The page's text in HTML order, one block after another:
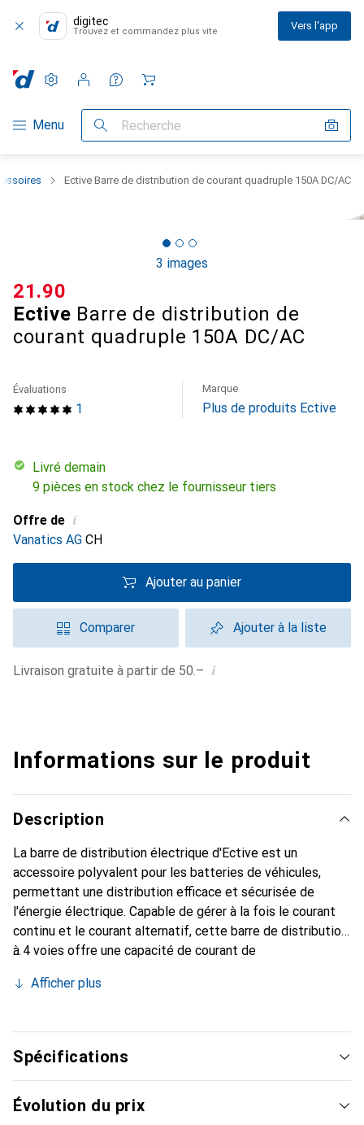
digitec
Trouvez et commandez plus vite Vers l'app
Navigation par catégorie
Menu Recherche
Paramètres
Compte client
Listes de comparaison
Listes d'envies
Panier
Ective Barre de distribution de courant quadruple 150A DC/AC
3 images
Ective Barre de distribution de
courant quadruple 150A DC/AC
CHF
21.90
1
Évaluations Marque
Plus de produits Ective
Livré demain
9 pièces en stock chez le fournisseur tiers
Offre de i
Vanatics AG CH
Ajouter au panier
Comparer Ajouter à la liste
Livraison gratuite à partir de 50.– i
Informations sur le produit
Description
La barre de distribution électrique d'Ective est un
accessoire polyvalent pour les batteries de véhicules,
permettant une distribution efficace et sécurisée de
l'énergie électrique. Capable de gérer à la fois le courant
continu et le courant alternatif, cette barre de distribution
à 4 voies offre une capacité de courant de
et de 130A pour le courant alternatif. Elle est conçue pour
de la température, ce qui peut prolonger la durée de vie de
la batterie. La barre de distribution assure également un
câblage propre et ordonné, facilitant ainsi l'installation et
fixation par vis en font un choix fiable pour diverses
Afficher plus
Spécifications
Évolution du prix